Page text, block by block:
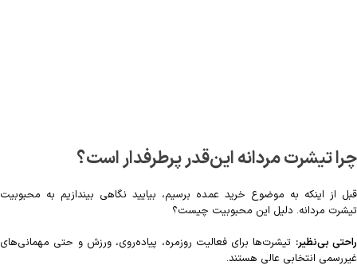
چرا تیشرت مردانه این‌قدر پرطرفدار است؟
قبل از اینکه به موضوع خرید عمده برسیم، بیایید نگاهی بیندازیم به محبوبیت
تیشرت مردانه. دلیل این محبوبیت چیست؟
راحتی بی‌نظیر: تیشرت‌ها برای فعالیت روزمره، پیاده‌روی، ورزش و حتی مهمانی‌های
غیررسمی انتخابی عالی هستند.